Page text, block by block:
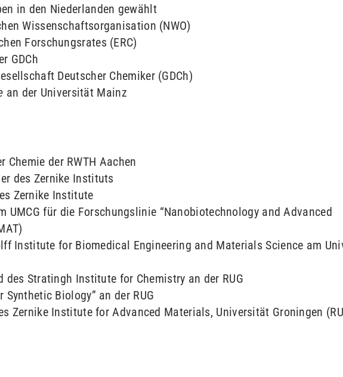
in den Niederlanden gewählt
Wissenschaftsorganisation (NWO)
Forschungsrates (ERC)
GDCh
Deutscher Chemiker (GDCh)
an der Universität Mainz
der RWTH Aachen
des Zernike Instituts
Zernike Institute
UMCG für die Forschungslinie “Nanobiotechnology and Advanced
Institute for Biomedical Engineering and Materials Science am
Stratingh Institute for Chemistry an der RUG
Biology” an der RUG
Zernike Institute for Advanced Materials, Universität Groningen